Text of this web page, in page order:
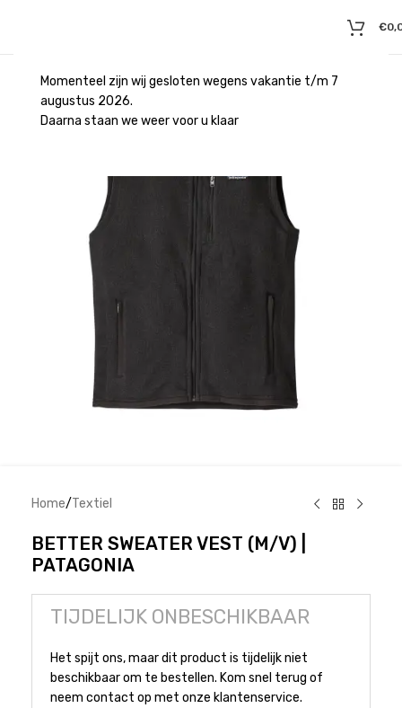
Momenteel zijn wij gesloten wegens vakantie t/m 7
augustus 2026.
Daarna staan we weer voor u klaar
€
Home/Textiel
BETTER SWEATER VEST (M/V) |
PATAGONIA
TIJDELIJK ONBESCHIKBAAR
Het spijt ons, maar dit product is tijdelijk niet
beschikbaar om te bestellen. Kom snel terug of
neem contact op met onze klantenservice.